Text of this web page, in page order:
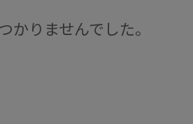
りませんでした。